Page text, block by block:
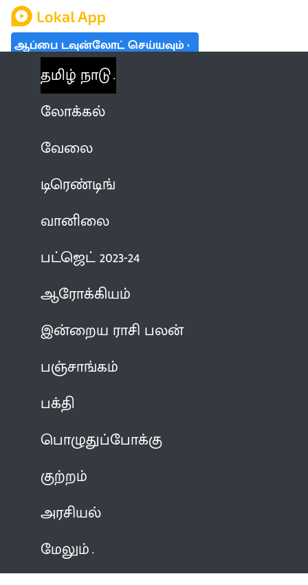
ஆப்பை டவுன்லோட் செய்யவும்
தமிழ் நாடு
லோக்கல்
வேலை
டிரெண்டிங்
வானிலை
பட்ஜெட் 2023-24
ஆரோக்கியம்
இன்றைய ராசி பலன்
பஞ்சாங்கம்
பக்தி
பொழுதுப்போக்கு
குற்றம்
அரசியல்
மேலும்